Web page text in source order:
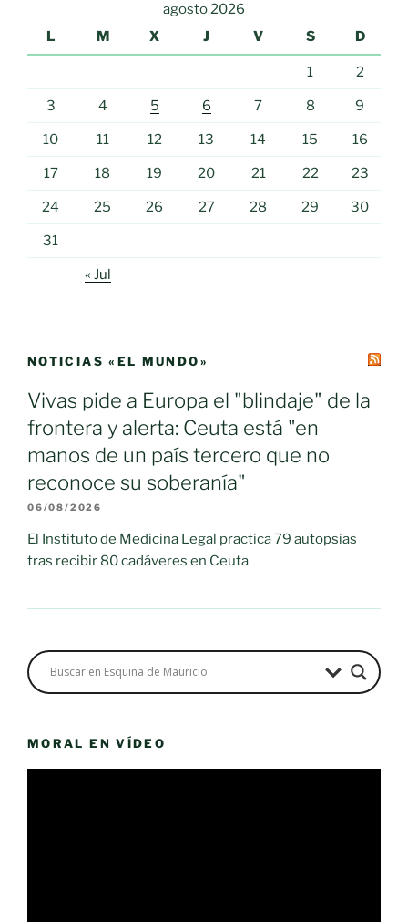
agosto 2026
L
M X J V S D
1 2
3 4 5 6 7 8 9
10 11 12 13 14 15 16
17 18 19 20 21 22 23
24 25 26 27 28 29 30
31
« Jul
NOTICIAS «EL MUNDO»
Vivas pide a Europa el "blindaje" de la
frontera y alerta: Ceuta está "en
manos de un país tercero que no
reconoce su soberanía"
06/08/2026
El Instituto de Medicina Legal practica 79 autopsias
tras recibir 80 cadáveres en Ceuta
MORAL EN VÍDEO